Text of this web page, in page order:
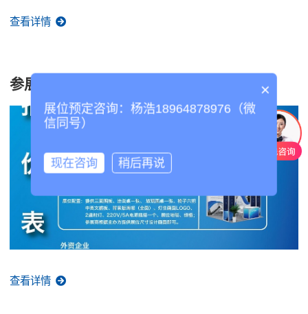
查看详情
参展费用
查看详情
×
展位预定咨询：杨浩18964878976（微
信同号）
现在咨询 稍后再说